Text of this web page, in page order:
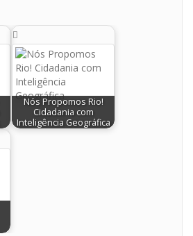
Nós Propomos Rio!
Cidadania com
Inteligência Geográfica